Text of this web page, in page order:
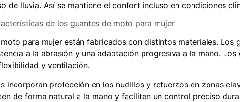
de lluvia. Así se mantiene el confort incluso en condiciones
de los guantes de moto para mujer
para mujer están fabricados con distintos materiales. Los
a la abrasión y una adaptación progresiva a la mano.
y ventilación.
incorporan protección en los nudillos y refuerzos en zonas
de forma natural a la mano y faciliten un control preciso